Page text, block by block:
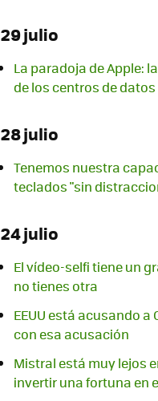
29 julio
La paradoja de Apple:
de los centros de datos
28 julio
Tenemos nuestra
teclados "sin
24 julio
El vídeo-selfi tiene un
no tienes otra
EEUU está acusando
con esa acusación
Mistral está muy lejos
invertir una fortuna en